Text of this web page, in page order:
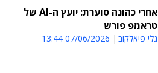
אחרי כהונה סוערת: יועץ ה-AI של
טראמפ פורש
גלי פיאלקוב 07/06/2026 13:44